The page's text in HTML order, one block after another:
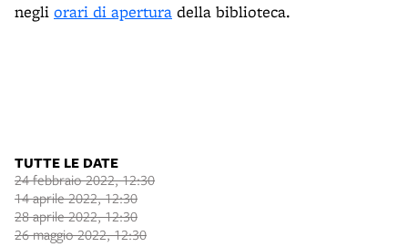
negli orari di apertura della biblioteca.
TUTTE LE DATE
24 febbraio 2022, 12:30
14 aprile 2022, 12:30
28 aprile 2022, 12:30
26 maggio 2022, 12:30